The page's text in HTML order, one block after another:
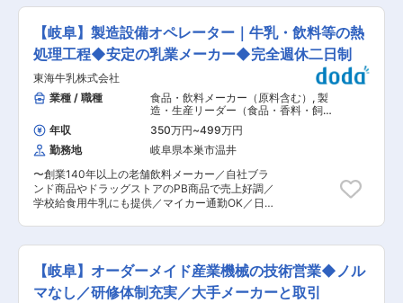
の名前・使い方を覚えていくことからスタートし
ていただきますので未経験の方でも安心です。新
卒社員も毎年入社しており、活躍いただいており
ます。 将来的には5人程のチームのリーダーも目
指していただくことができます。 目安としては、
1年目で現場作業に慣れていただき、3年目でリー
ダーとして担当工程における作業改善まで取り組
み、5年目で積み上げた経験を活かし教育にも携
わっていただくようなイメージです。 ■配属先：
配属先はイビデン株式会社 青柳事業場内です。当
社は技術力の高さから長年イビデン株式会社から
請負や派遣のニーズをいただいております。 ■勤
務スタイル： ・交替勤務「3班2交代制」 工場
ループ）に分かれ、 1日2班の交替勤務で生産装置
を連続操業します。そのため「昼勤4日間→休日2
繰り返すようばイメージです。 変更の範囲：会社
の定める業務
はございません 本ポジションは、営業拠点を適切
かつ円滑に運営するための管理監督機能を担うポ
ジションです （経費管理・与信管理・契約管理・
労務管理など） 多岐にわたる業務を通じて営業組
織を支え、本社管理部門との橋渡し役としてご活
躍いただきます。また部下1名を率いながら、自
らも実務を担当するプレイングマネージャーとし
ての役割を期待しています。 入社時点ですべて実
務経験を求めるものではありませんのでご安心く
ださい。 ご自身の専門領域を活かしながら、管理
職として業務の幅を広げていきたいと考える方の
応募をお待ちしております ■業務詳細： ◇拠点
総務業務全般（ファシリティ、契約関連、防災・
安全衛生） ◇労務・人事面での管理監督 ◇マネ
ジメント業務（部下の指導・育成） 【活かせる経
験】 ・人事・労務管理 ・総務・庶務業務 ・営業
在１名（女性）の者が担当し、兼務的な形でフォ
ローしながら業務を行っています。 オフィスには
他に営業および営業事務の方がおり、全体で30名
【岐阜】製造設備オペレーター｜牛乳・飲料等の熱
処理工程◆安定の乳業メーカー◆完全週休二日制
東海牛乳株式会社
業種 / 職種
食品・飲料メーカー（原料含む） , 製
造・生産リーダー（食品・香料・飼
料） 製造・生産オペレーター（食品・
香料・飼料）
年収 350万円~499万円
勤務地
岐阜県本巣市温井
〜創業140年以上の老舗飲料メーカー／自社ブラ
ンド商品やドラッグストアのPB商品で売上好調／
学校給食用牛乳にも提供／マイカー通勤OK／日
年）創業の老舗飲料メーカーとして、牛乳をはじ
め果汁100%ジュースなどを製造・販売していま
す。 東海・関西・北陸地区のスーパーやドラッグ
ストア、学校などで多くの方にご愛飲いただいて
【岐阜】オーダーメイド産業機械の技術営業◆ノル
マなし／研修体制充実／大手メーカーと取引